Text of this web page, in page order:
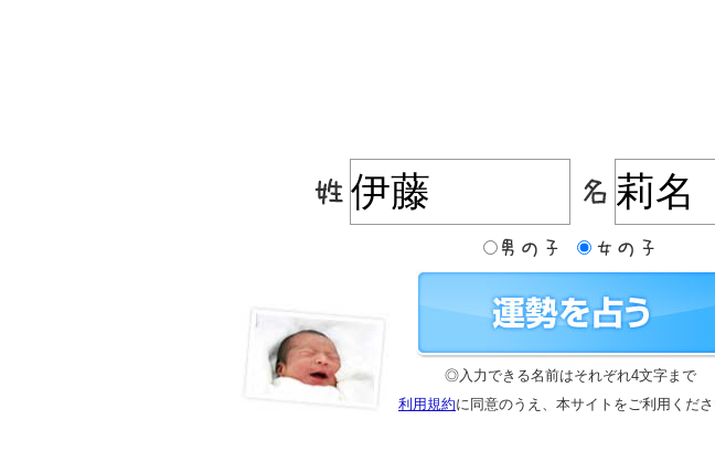
◎入力できる名前はそれぞれ4文字まで
利用規約に同意のうえ、本サイトをご利用くださ